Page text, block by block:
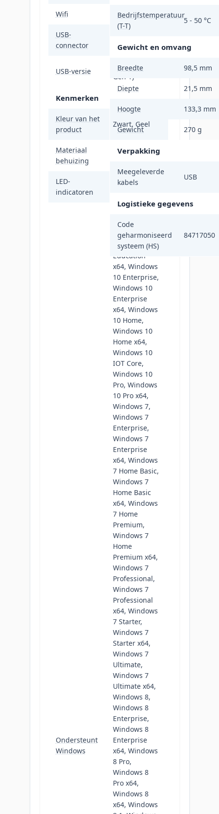
Wifi Nee
USB-
connector
USB-versie
3.2 Gen 1 (3.1
Gen 1)
Kenmerken
Kleur van het
product
Zwart, Geel
Materiaal
behuizing
Kunststof,
LED-
indicatoren
Data, Stroom
Ondersteunt
Windows
Windows 10
Education,
Windows 10
Education
x64, Windows
10 Enterprise,
Windows 10
Enterprise
x64, Windows
10 Home,
Windows 10
Home x64,
Windows 10
IOT Core,
Windows 10
Pro, Windows
10 Pro x64,
Windows 7,
Windows 7
Enterprise,
Windows 7
Enterprise
x64, Windows
7 Home Basic,
Windows 7
Home Basic
x64, Windows
7 Home
Premium,
Windows 7
Home
Premium x64,
Windows 7
Professional,
Windows 7
Professional
x64, Windows
7 Starter,
Windows 7
Starter x64,
Windows 7
Ultimate,
Windows 7
Ultimate x64,
Windows 8,
Windows 8
Enterprise,
Windows 8
Enterprise
x64, Windows
8 Pro,
Windows 8
Pro x64,
Windows 8
x64, Windows
Bedrijfstemperatuur
(T-T)
5 - 50 °C
Gewicht en omvang
Breedte 98,5 mm
Diepte 21,5 mm
Hoogte 133,3 mm
Gewicht 270 g
Verpakking
Meegeleverde
kabels
USB
Logistieke gegevens
Code
geharmoniseerd
systeem (HS)
84717050